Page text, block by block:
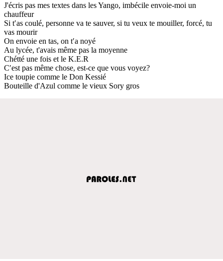
J'écris pas mes textes dans les Yango, imbécile envoie-moi un
chauffeur
Si t′as coulé, personne va te sauver, si tu veux te mouiller, forcé, tu
vas mourir
On envoie en tas, on t′a noyé
Au lycée, t'avais même pas la moyenne
Chétté une fois et le K.E.R
C′est pas même chose, est-ce que vous voyez?
Ice toupie comme le Don Kessié
Bouteille d'Azul comme le vieux Sory gros